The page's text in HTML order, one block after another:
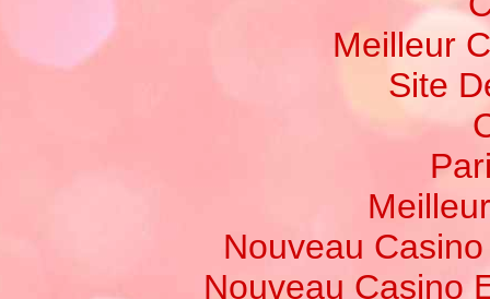
Meilleur
Site
Nouveau
Nouveau Casino